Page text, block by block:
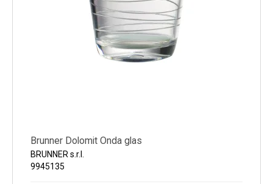
Brunner Dolomit Onda glas
BRUNNER s.r.l.
9945135